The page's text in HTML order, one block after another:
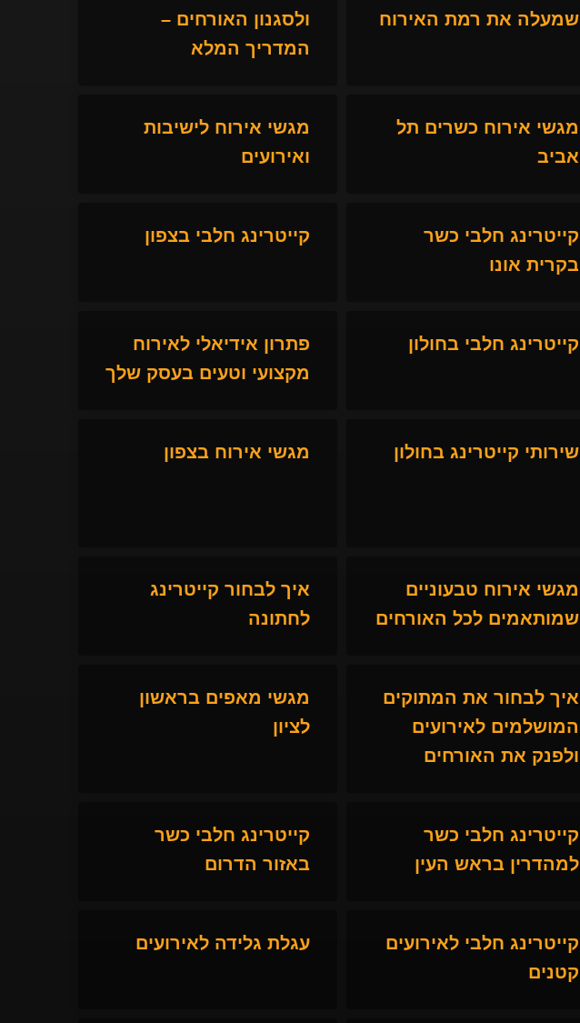
שמעלה את רמת האירוח
ולסגנון האורחים –
המדריך המלא
מגשי אירוח כשרים תל
אביב
מגשי אירוח לישיבות
ואירועים
קייטרינג חלבי כשר
בקרית אונו
קייטרינג חלבי בצפון
קייטרינג חלבי בחולון
פתרון אידיאלי לאירוח
מקצועי וטעים בעסק שלך
שירותי קייטרינג בחולון מגשי אירוח בצפון
מגשי אירוח טבעוניים
שמותאמים לכל האורחים
איך לבחור קייטרינג
לחתונה
איך לבחור את המתוקים
המושלמים לאירועים
ולפנק את האורחים
מגשי מאפים בראשון
לציון
קייטרינג חלבי כשר
למהדרין בראש העין
קייטרינג חלבי כשר
באזור הדרום
קייטרינג חלבי לאירועים
קטנים
עגלת גלידה לאירועים